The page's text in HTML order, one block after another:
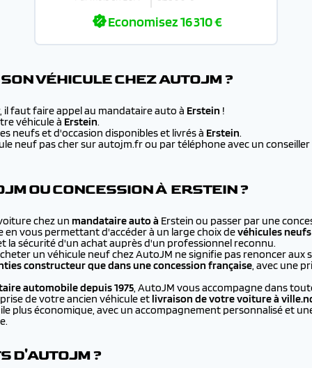
Economisez16 310 €
VÉHICULE CHEZ AUTOJM ?
faut faire appel au mandataire auto à Erstein !
véhicule à Erstein.
neufs et d'occasion disponibles et livrés à Erstein.
neuf pas cher sur autojm.fr ou par téléphone avec un conseiller
OU CONCESSION À ERSTEIN ?
chez un mandataire auto à Erstein ou passer par une
vous permettant d'accéder à un large choix devéhicules
la sécurité d'un achat auprès d'un professionnel reconnu.
un véhicule neuf chez AutoJM ne signifie pas renoncer
constructeur que dans une concession française, avec une
automobile depuis 1975, AutoJM vous accompagne dans
de votre ancien véhicule etlivraison de votre voiture à
plus économique, avec un accompagnement personnalisé et
D'AUTOJM ?